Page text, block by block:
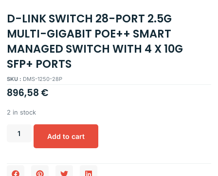
D-LINK SWITCH 28-PORT 2.5G
MULTI-GIGABIT POE++ SMART
MANAGED SWITCH WITH 4 X 10G
SFP+ PORTS
SKU : DMS-1250-28P
896,58 €
2 in stock
Add to cart